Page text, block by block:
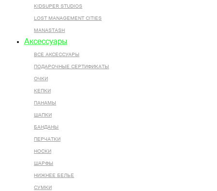
KIDSUPER STUDIOS
LOST MANAGEMENT CITIES
MANASTASH
Аксессуары
ВСЕ AКСЕССУАРЫ
ПОДАРОЧНЫЕ СЕРТИФИКАТЫ
ОЧКИ
КЕПКИ
ПАНАМЫ
ШАПКИ
БАНДАНЫ
ПЕРЧАТКИ
НОСКИ
ШАРФЫ
НИЖНЕЕ БЕЛЬЕ
СУМКИ